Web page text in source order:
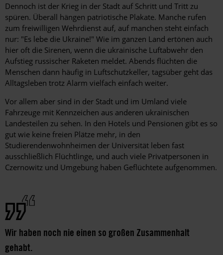
Dennoch ist der Krieg in der Stadt auf Schritt und Tritt zu
spüren. Überall hängen patriotische Plakate. Manche rufen
zum freiwilligen Wehrdienst auf, auf manchen steht einfach
nur: "Es lebe die Ukraine!" Wie im ganzen Land ertönen auch
hier oft die Sirenen, wenn die ukrainische Luftabwehr den
Aufstieg russischer Raketen meldet. Abends flüchten die
Menschen dann häufig in Luftschutzkeller, tagsüber geht das
Alltagsleben trotz Alarm vielfach einfach weiter.
Vor allem aber sind in der Stadt und im Umland viele
Fahrzeuge mit Kennzeichen aus anderen ukrainischen
Landesteilen zu sehen. In den Hotels und Pensionen gibt es so
gut wie keine freien Plätze mehr, in den
Studierendenwohnheimen der Universität leben fast
ausschließlich Flüchtlinge, und auch viele Privatpersonen in
Czernowitz und Umgebung haben Geflüchtete aufgenommen.
Wir haben noch nie einen so großen Zusammenhalt
gehabt.